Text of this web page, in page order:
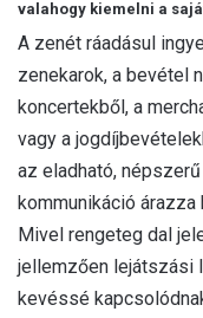
valahogy kiemelni a
A zenét ráadásul
zenekarok, a bevétel
koncertekből, a
vagy a
az eladható,
kommunikáció árazza
Mivel rengeteg dal
jellemzően lejátszási
kevéssé